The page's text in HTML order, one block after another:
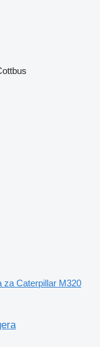
za Caterpillar M320